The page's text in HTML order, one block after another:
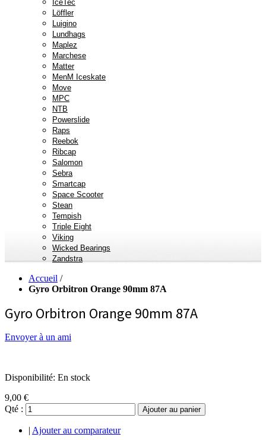
IceTec
Löffler
Luigino
Lundhags
Maplez
Marchese
Matter
MenM Iceskate
Move
MPC
NTB
Powerslide
Raps
Reebok
Ribcap
Salomon
Sebra
Smartcap
Space Scooter
Stean
Tempish
Triple Eight
Viking
Wicked Bearings
Zandstra
Accueil /
Gyro Orbitron Orange 90mm 87A
Gyro Orbitron Orange 90mm 87A
Envoyer à un ami
Disponibilité: En stock
9,00 €
Qté :
Ajouter au panier
| Ajouter au comparateur